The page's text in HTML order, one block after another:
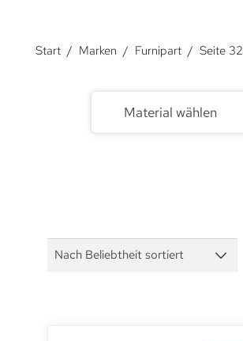
Start / Marken / Furnipart / Seite 32
Material wählen